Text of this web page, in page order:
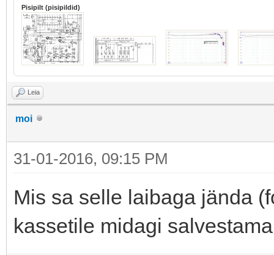
Pisipilt (pisipildid)
Leia
moi
31-01-2016, 09:15 PM
Mis sa selle laibaga jända
kassetile midagi